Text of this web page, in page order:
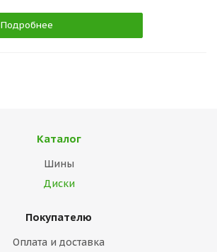
Подробнее
Каталог
Шины
Диски
Покупателю
Оплата и доставка